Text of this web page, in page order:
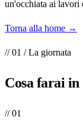
un'occhiata ai lavori
Torna alla home →
// 01 / La giornata
Cosa farai in
// 01